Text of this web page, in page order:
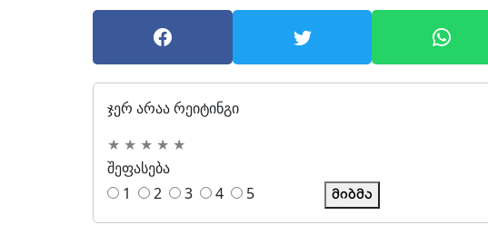
ჯერ არაა რეიტინგი
★ ★ ★ ★ ★
შეფასება
1
2 3 4 5 მიბმა